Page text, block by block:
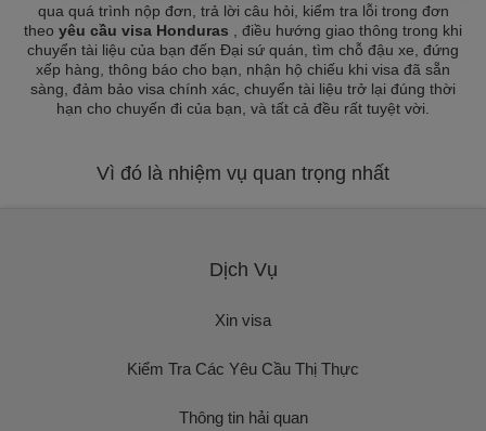
qua quá trình nộp đơn, trả lời câu hỏi, kiểm tra lỗi trong đơn
theo yêu cầu visa Honduras
, điều hướng giao thông trong khi
chuyển tài liệu của bạn đến Đại sứ quán, tìm chỗ đậu xe, đứng
xếp hàng, thông báo cho bạn, nhận hộ chiếu khi visa đã sẵn
sàng, đảm bảo visa chính xác, chuyển tài liệu trở lại đúng thời
hạn cho chuyến đi của bạn, và tất cả đều rất tuyệt vời.
Vì đó là nhiệm vụ quan trọng nhất
Dịch Vụ
Xin visa
Kiểm Tra Các Yêu Cầu Thị Thực
Thông tin hải quan